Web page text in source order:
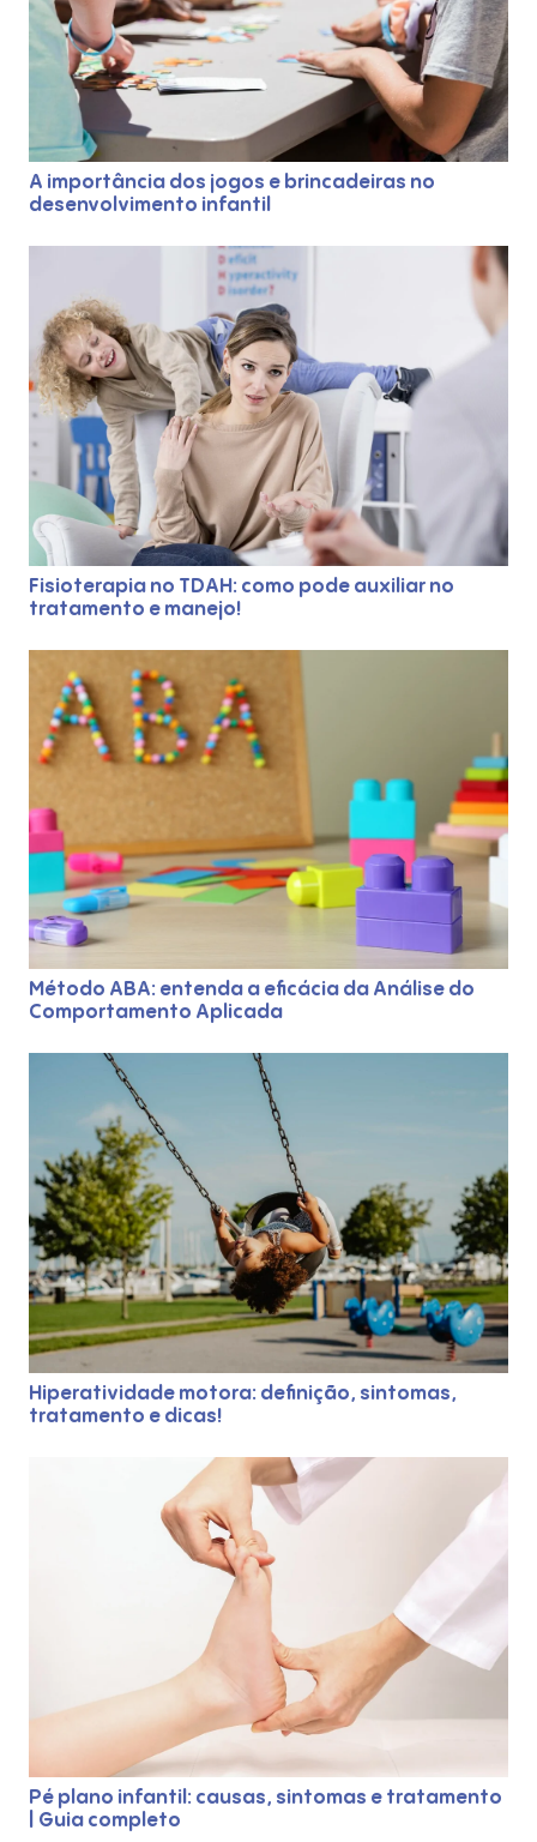
Início
Quem Somos
O que fazemos
Técnicas
Fotos
Blog
Contato
A importância dos jogos e brincadeiras no
desenvolvimento infantil
Fisioterapia no TDAH: como pode auxiliar no
tratamento e manejo!
Método ABA: entenda a eficácia da Análise do
Comportamento Aplicada
Hiperatividade motora: definição, sintomas,
tratamento e dicas!
Pé plano infantil: causas, sintomas e tratamento
| Guia completo